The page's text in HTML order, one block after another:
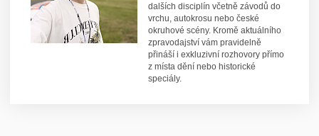
dalších disciplín včetně závodů do
vrchu, autokrosu nebo české
okruhové scény. Kromě aktuálního
zpravodajství vám pravidelně
přináší i exkluzivní rozhovory přímo
z místa dění nebo historické
speciály.